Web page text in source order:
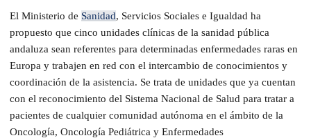
El Ministerio de Sanidad, Servicios Sociales e Igualdad ha
propuesto que cinco unidades clínicas de la sanidad pública
andaluza sean referentes para determinadas enfermedades raras en
Europa y trabajen en red con el intercambio de conocimientos y
coordinación de la asistencia. Se trata de unidades que ya cuentan
con el reconocimiento del Sistema Nacional de Salud para tratar a
pacientes de cualquier comunidad autónoma en el ámbito de la
Oncología, Oncología Pediátrica y Enfermedades